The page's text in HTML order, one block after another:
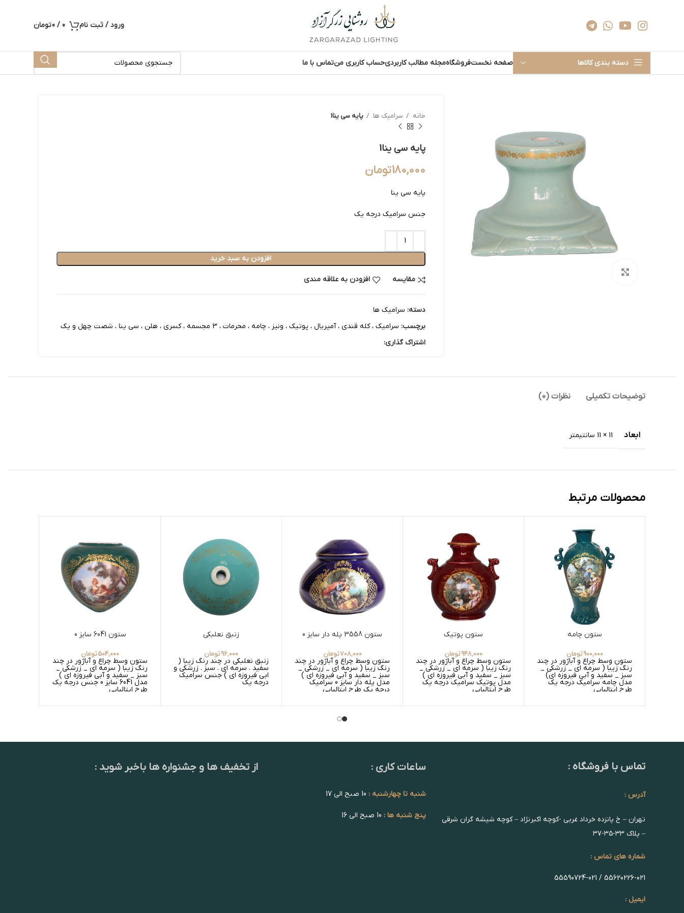
ورود / ثبت نام 0
/
0تومان
دسته بندی کالاها صفحه نخستفروشگاهمجله مطالب کاربردیحساب کاربری منتماس با ما
خانه سرامیک ها پایه سی ینا1
پایه سی ینا1
180,000تومان
پایه سی ینا
جنس سرامیک درجه یک
افزودن به سبد خرید
مقایسه افزودن به علاقه مندی
دسته: سرامیک ها
برچسب: سرامیک ، کله قندی ، آمپریال ، پوتیک ، ونیز ، چامه ، محرمات ، 3 مجسمه ، کسری ، هلن ، سی ینا ، شصت چهل و یک
اشتراک گذاری:
توضیحات تکمیلی نظرات (0)
ابعاد 11 × 11 سانتیمتر
محصولات مرتبط
ستون چامه
900,000تومان
ستون وسط چراغ و آباژور در چند
رنگ زیبا ( سرمه ای _ زرشکی _
سبز _ سفید و آبی فیروزه ای)
مدل چامه سرامیک درجه یک
طرح ایتالیایی
ستون پوتیک
948,000تومان
ستون وسط چراغ و آباژور در چند
رنگ زیبا ( سرمه ای _ زرشکی _
سبز _ سفید و آبی فیروزه ای )
مدل پوتیک سرامیک درجه یک
طرح ایتالیایی
ستون 3558 پله دار سایز 0
708,000تومان
ستون وسط چراغ و آباژور در چند
رنگ زیبا ( سرمه ای _ زرشکی _
سبز _ سفید و آبی فیروزه ای )
مدل پله دار سایز 0 سرامیک
درجه یک طرح ایتالیایی
زنبق نعلبکی
96,000تومان
زنبق نعلبکی در چند رنگ زیبا (
سفید . سرمه ای . سبز . زرشکی و
ابی فیروزه ای ) جنس سرامیک
درجه یک
ستون 6041 سایز 0
504,000تومان
ستون وسط چراغ و آباژور در چند
رنگ زیبا ( سرمه ای _ زرشکی _
سبز _ سفید و آبی فیروزه ای )
مدل 6041 سایز 0 جنس درجه یک
طرح ایتالیایی
تماس با فروشگاه :
آدرس :
تهران – خ پانزده خرداد غربی -کوچه اکبرنژاد – کوچه شیشه گران شرقی
– پلاک ۳۳-۳۵-۳۷
شماره های تماس :
55620226-021 / 55590724-021
ایمیل :
ساعات کاری :
شنبه تا چهارشنبه :
پنج شنبه ها :
از تخفیف ها و جشنواره ها باخبر شوید :